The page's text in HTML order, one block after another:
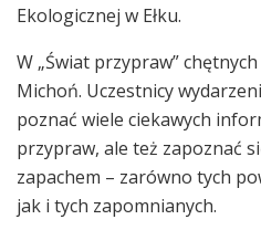
Ekologicznej w Ełku.
W „Świat przypraw”
Michoń. Uczestnicy
poznać wiele ciekawych
przypraw, ale też zapoznać
zapachem – zarówno tych
jak i tych zapomnianych.